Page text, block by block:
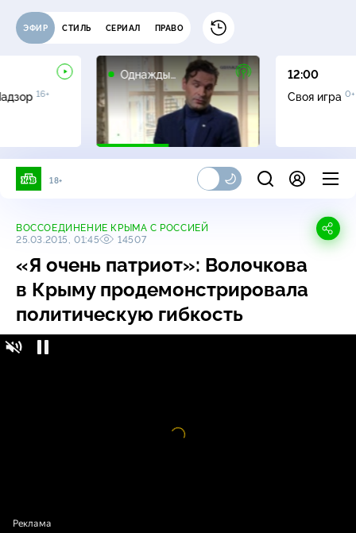
ЭФИР СТИЛЬ СЕРИАЛ ПРАВО
16+
Однажды…
16+
12:00
Своя игра 0+
18+
ВОССОЕДИНЕНИЕ КРЫМА С РОССИЕЙ
25.03.2015, 01:45
14507
«Я очень патриот»: Волочкова
в Крыму продемонстрировала
политическую гибкость
Видео
«Я очень патриот»: Волочкова в Крыму